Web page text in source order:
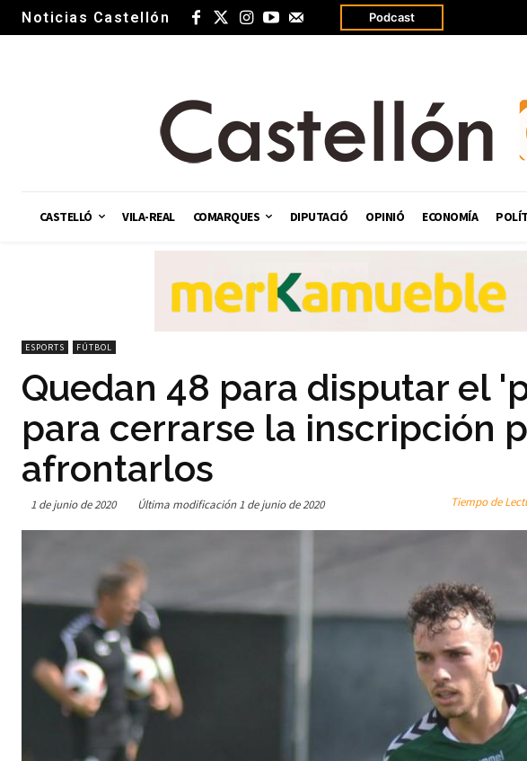
Noticias Castellón Podcast
CASTELLÓ VILA-REAL COMARQUES DIPUTACIÓ OPINIÓ ECONOMÍA
ESPORTS FÚTBOL
Quedan 48 para disputar el
para cerrarse la inscripción
afrontarlos
1 de junio de 2020 Última modificación 1 de junio de 2020 Tiempo de